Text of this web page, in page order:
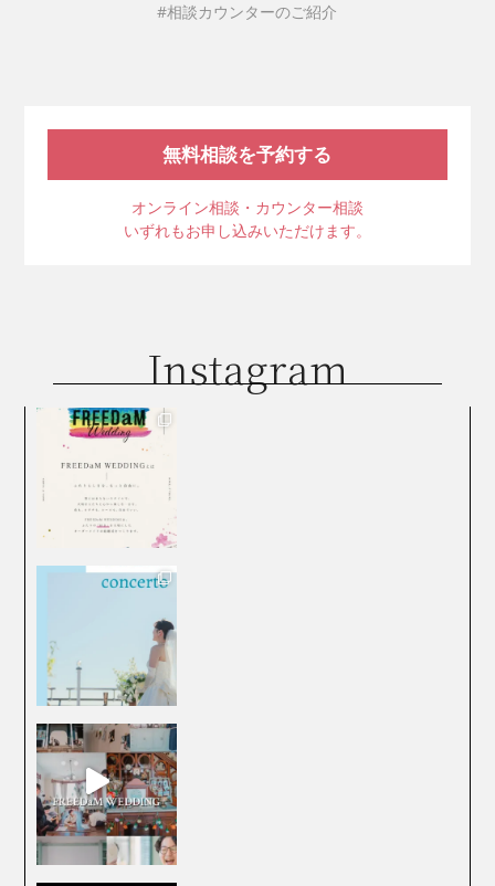
#相談カウンターのご紹介
無料相談を予約する
オンライン相談・カウンター相談
いずれもお申し込みいただけます。
Instagram